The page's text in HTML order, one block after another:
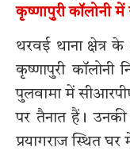
कृष्णापुरी कॉलोनी में
थरवई थाना क्षेत्र
कृष्णापुरी कॉलोनी
पुलवामा में
पर तैनात हैं। उनकी
प्रयागराज स्थित घर